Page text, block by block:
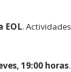
EOL. Actividades
19:00 horas.